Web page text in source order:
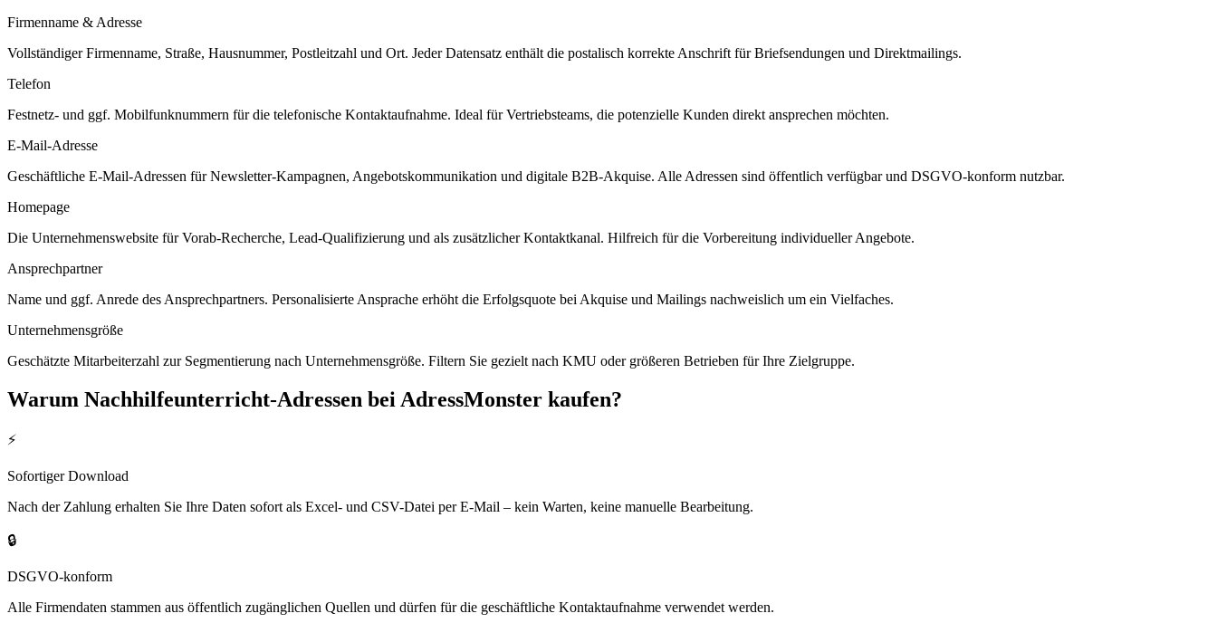
Firmenname & Adresse
Vollständiger Firmenname, Straße, Hausnummer, Postleitzahl und Ort. Jeder Datensatz enthält die postalisch korrekte Anschrift für Briefsendungen und Direktmailings.
Telefon
Festnetz- und ggf. Mobilfunknummern für die telefonische Kontaktaufnahme. Ideal für Vertriebsteams, die potenzielle Kunden direkt ansprechen möchten.
E-Mail-Adresse
Geschäftliche E-Mail-Adressen für Newsletter-Kampagnen, Angebotskommunikation und digitale B2B-Akquise. Alle Adressen sind öffentlich verfügbar und DSGVO-konform nutzbar.
Homepage
Die Unternehmenswebsite für Vorab-Recherche, Lead-Qualifizierung und als zusätzlicher Kontaktkanal. Hilfreich für die Vorbereitung individueller Angebote.
Ansprechpartner
Name und ggf. Anrede des Ansprechpartners. Personalisierte Ansprache erhöht die Erfolgsquote bei Akquise und Mailings nachweislich um ein Vielfaches.
Unternehmensgröße
Geschätzte Mitarbeiterzahl zur Segmentierung nach Unternehmensgröße. Filtern Sie gezielt nach KMU oder größeren Betrieben für Ihre Zielgruppe.
Warum Nachhilfeunterricht-Adressen bei AdressMonster kaufen?
⚡
Sofortiger Download
Nach der Zahlung erhalten Sie Ihre Daten sofort als Excel- und CSV-Datei per E-Mail – kein Warten, keine manuelle Bearbeitung.
🔒
DSGVO-konform
Alle Firmendaten stammen aus öffentlich zugänglichen Quellen und dürfen für die geschäftliche Kontaktaufnahme verwendet werden.